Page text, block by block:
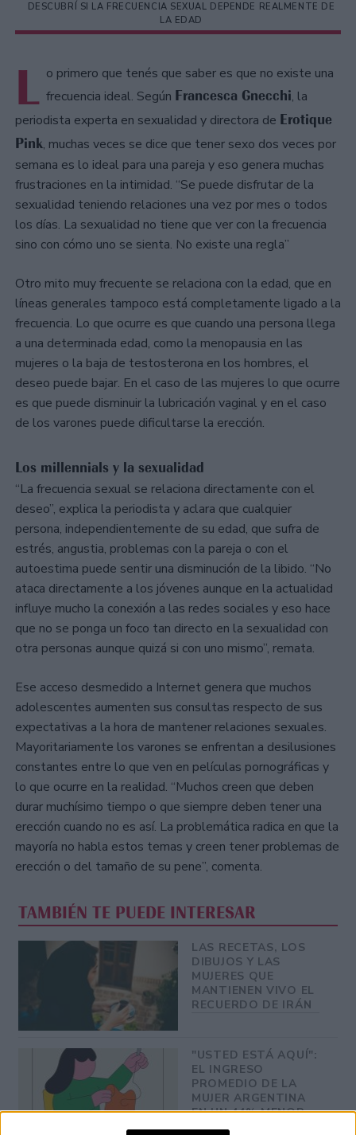
DESCUBRÍ SI LA FRECUENCIA SEXUAL DEPENDE REALMENTE DE
LA EDAD
L o primero que tenés que saber es que no existe una
frecuencia ideal. Según Francesca Gnecchi, la
periodista experta en sexualidad y directora de Erotique
Pink, muchas veces se dice que tener sexo dos veces por
semana es lo ideal para una pareja y eso genera muchas
frustraciones en la intimidad. “Se puede disfrutar de la
sexualidad teniendo relaciones una vez por mes o todos
los días. La sexualidad no tiene que ver con la frecuencia
sino con cómo uno se sienta. No existe una regla”
Otro mito muy frecuente se relaciona con la edad, que en
líneas generales tampoco está completamente ligado a la
frecuencia. Lo que ocurre es que cuando una persona llega
a una determinada edad, como la menopausia en las
mujeres o la baja de testosterona en los hombres, el
deseo puede bajar. En el caso de las mujeres lo que ocurre
es que puede disminuir la lubricación vaginal y en el caso
de los varones puede dificultarse la erección.
Los millennials y la sexualidad
“La frecuencia sexual se relaciona directamente con el
deseo”, explica la periodista y aclara que cualquier
persona, independientemente de su edad, que sufra de
estrés, angustia, problemas con la pareja o con el
autoestima puede sentir una disminución de la libido. “No
ataca directamente a los jóvenes aunque en la actualidad
influye mucho la conexión a las redes sociales y eso hace
que no se ponga un foco tan directo en la sexualidad con
otra personas aunque quizá si con uno mismo”, remata.
Ese acceso desmedido a Internet genera que muchos
adolescentes aumenten sus consultas respecto de sus
expectativas a la hora de mantener relaciones sexuales.
Mayoritariamente los varones se enfrentan a desilusiones
constantes entre lo que ven en películas pornográficas y
lo que ocurre en la realidad. “Muchos creen que deben
durar muchísimo tiempo o que siempre deben tener una
erección cuando no es así. La problemática radica en que la
mayoría no habla estos temas y creen tener problemas de
erección o del tamaño de su pene”, comenta.
TAMBIÉN TE PUEDE INTERESAR
LAS RECETAS, LOS
DIBUJOS Y LAS
MUJERES QUE
MANTIENEN VIVO EL
RECUERDO DE IRÁN
"USTED ESTÁ AQUÍ":
EL INGRESO
PROMEDIO DE LA
MUJER ARGENTINA
EN UN 44% MENOR
QUE EL DE LOS